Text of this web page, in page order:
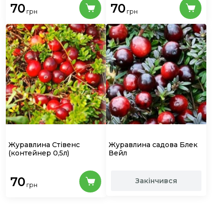
70 грн 70 грн
Журавлина Стівенс
(контейнер 0,5л)
70 грн
Журавлина садова Блек
Вейл
Закінчився